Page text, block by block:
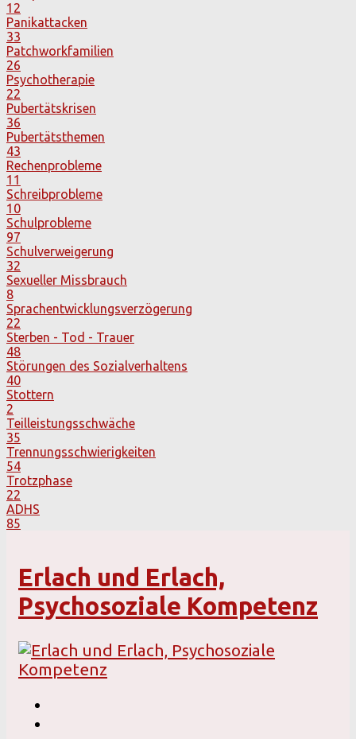
12
Panikattacken
33
Patchworkfamilien
26
Psychotherapie
22
Pubertätskrisen
36
Pubertätsthemen
43
Rechenprobleme
11
Schreibprobleme
10
Schulprobleme
97
Schulverweigerung
32
Sexueller Missbrauch
8
Sprachentwicklungsverzögerung
22
Sterben - Tod - Trauer
48
Störungen des Sozialverhaltens
40
Stottern
2
Teilleistungsschwäche
35
Trennungsschwierigkeiten
54
Trotzphase
22
ADHS
85
Erlach und Erlach,
Psychosoziale Kompetenz